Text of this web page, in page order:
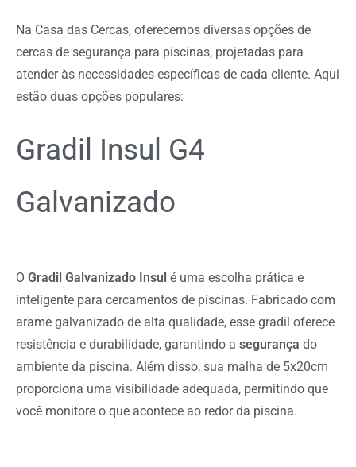
Na Casa das Cercas, oferecemos diversas opções de
cercas de segurança para piscinas, projetadas para
atender às necessidades específicas de cada cliente. Aqui
estão duas opções populares:
Gradil Insul G4
Galvanizado
O Gradil Galvanizado Insul é uma escolha prática e
inteligente para cercamentos de piscinas. Fabricado com
arame galvanizado de alta qualidade, esse gradil oferece
resistência e durabilidade, garantindo a segurança do
ambiente da piscina. Além disso, sua malha de 5x20cm
proporciona uma visibilidade adequada, permitindo que
você monitore o que acontece ao redor da piscina.